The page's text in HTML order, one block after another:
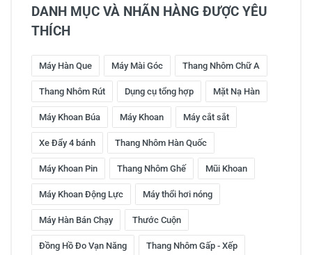
DANH MỤC VÀ NHÃN HÀNG ĐƯỢC YÊU
THÍCH
Máy Hàn Que Máy Mài Góc Thang Nhôm Chữ A
Thang Nhôm Rút Dụng cụ tổng hợp Mặt Nạ Hàn
Máy Khoan Búa Máy Khoan Máy cắt sắt
Xe Đẩy 4 bánh Thang Nhôm Hàn Quốc
Máy Khoan Pin Thang Nhôm Ghế Mũi Khoan
Máy Khoan Động Lực Máy thổi hơi nóng
Máy Hàn Bán Chạy Thước Cuộn
Đồng Hồ Đo Vạn Năng Thang Nhôm Gấp - Xếp